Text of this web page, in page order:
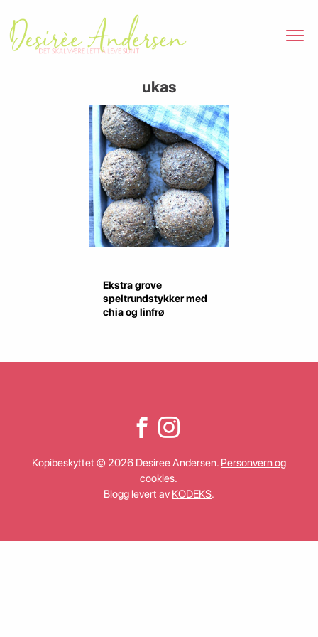
ukas
Ekstra grove
speltrundstykker med
chia og linfrø
Kopibeskyttet © 2026 Desiree Andersen. Personvern og
cookies.
Blogg levert av KODEKS.